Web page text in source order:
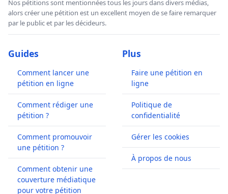
Nos pétitions sont mentionnées tous les jours dans divers médias,
alors créer une pétition est un excellent moyen de se faire remarquer
par le public et par les décideurs.
Guides
Comment lancer une
pétition en ligne
Comment rédiger une
pétition ?
Comment promouvoir
une pétition ?
Comment obtenir une
couverture médiatique
pour votre pétition
Plus
Faire une pétition en
ligne
Politique de
confidentialité
Gérer les cookies
À propos de nous